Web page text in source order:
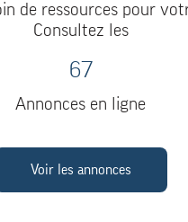
de ressources pour
Consultez les
67
Annonces en ligne
Voir les annonces